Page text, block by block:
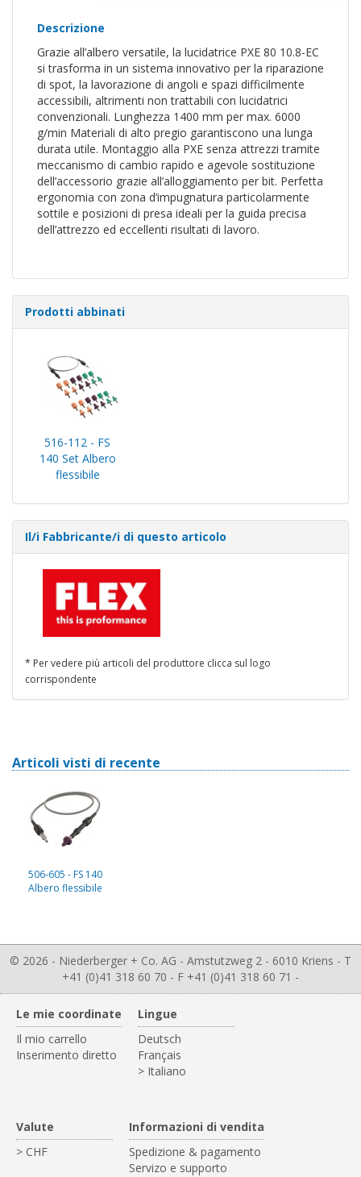
Descrizione
Grazie all’albero versatile, la lucidatrice PXE 80 10.8-EC
si trasforma in un sistema innovativo per la riparazione
di spot, la lavorazione di angoli e spazi difficilmente
accessibili, altrimenti non trattabili con lucidatrici
convenzionali. Lunghezza 1400 mm per max. 6000
g/min Materiali di alto pregio garantiscono una lunga
durata utile. Montaggio alla PXE senza attrezzi tramite
meccanismo di cambio rapido e agevole sostituzione
dell’accessorio grazie all’alloggiamento per bit. Perfetta
ergonomia con zona d’impugnatura particolarmente
sottile e posizioni di presa ideali per la guida precisa
dell’attrezzo ed eccellenti risultati di lavoro.
Prodotti abbinati
516-112 - FS
140 Set Albero
flessibile
Il/i Fabbricante/i di questo articolo
* Per vedere più articoli del produttore clicca sul logo
corrispondente
Articoli visti di recente
506-605 - FS 140
Albero flessibile
© 2026 - Niederberger + Co. AG - Amstutzweg 2 - 6010 Kriens - T
+41 (0)41 318 60 70 - F +41 (0)41 318 60 71 -
Le mie coordinate
Il mio carrello
Inserimento diretto
Lingue
Deutsch
Français
> Italiano
Valute
> CHF
Informazioni di vendita
Spedizione & pagamento
Servizo e supporto